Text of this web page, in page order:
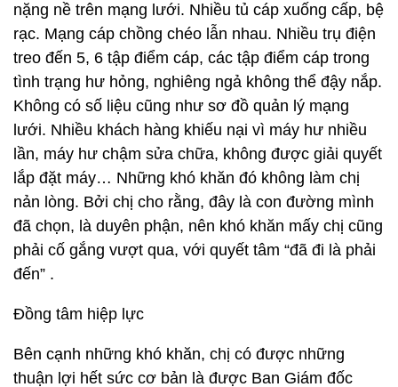
nặng nề trên mạng lưới. Nhiều tủ cáp xuống cấp, bệ
rạc. Mạng cáp chồng chéo lẫn nhau. Nhiều trụ điện
treo đến 5, 6 tập điểm cáp, các tập điểm cáp trong
tình trạng hư hỏng, nghiêng ngả không thể đậy nắp.
Không có số liệu cũng như sơ đồ quản lý mạng
lưới. Nhiều khách hàng khiếu nại vì máy hư nhiều
lần, máy hư chậm sửa chữa, không được giải quyết
lắp đặt máy… Những khó khăn đó không làm chị
nản lòng. Bởi chị cho rằng, đây là con đường mình
đã chọn, là duyên phận, nên khó khăn mấy chị cũng
phải cố gắng vượt qua, với quyết tâm “đã đi là phải
đến” .
Đồng tâm hiệp lực
Bên cạnh những khó khăn, chị có được những
thuận lợi hết sức cơ bản là được Ban Giám đốc